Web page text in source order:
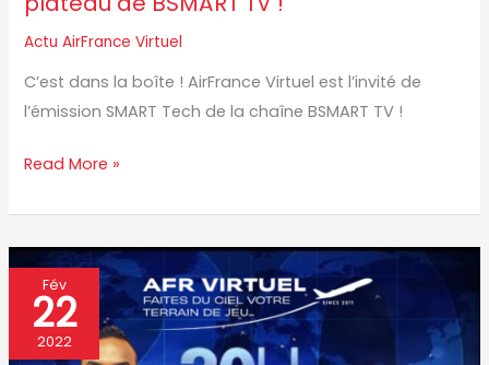
Actu AirFrance Virtuel
C’est dans la boîte ! AirFrance Virtuel est l’invité de
l’émission SMART Tech de la chaîne BSMART TV !
!
Read More »
Fév
22
2022
AirFrance
Virtuel